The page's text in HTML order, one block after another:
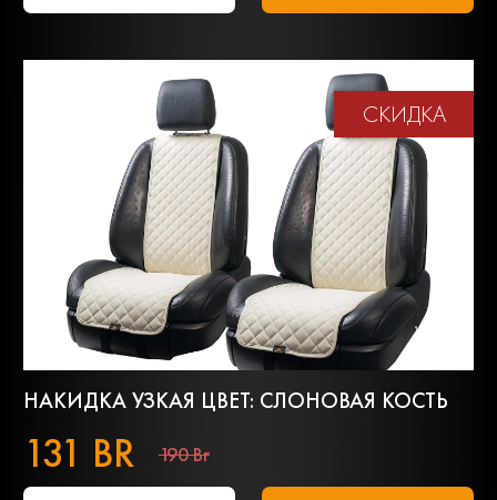
СКИДКА
НАКИДКА УЗКАЯ ЦВЕТ: СЛОНОВАЯ КОСТЬ
131 BR 190 Br